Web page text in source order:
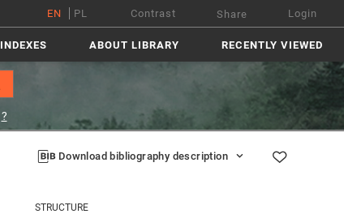
EN PL Contrast Share Login
INDEXES ABOUT LIBRARY RECENTLY VIEWED
?
Download bibliography description
STRUCTURE